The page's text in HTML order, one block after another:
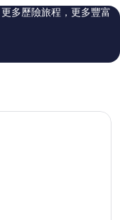
評
價
多歷險旅程，更多豐富